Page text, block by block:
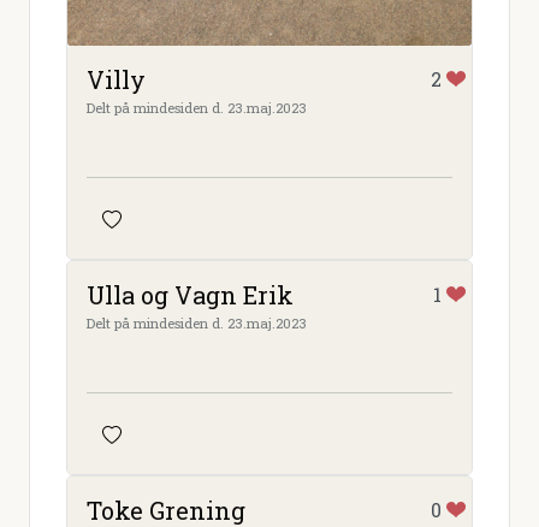
Villy 2
Delt på mindesiden d. 23.maj.2023
Ulla og Vagn Erik 1
Delt på mindesiden d. 23.maj.2023
Toke Grening 0